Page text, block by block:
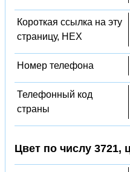
Короткая ссылка на эту
страницу, HEX
Номер телефона
Телефонный код
страны
Цвет по числу 3721,